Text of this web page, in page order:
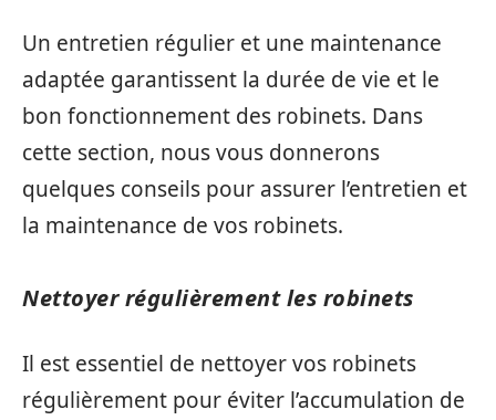
Un entretien régulier et une maintenance
adaptée garantissent la durée de vie et le
bon fonctionnement des robinets. Dans
cette section, nous vous donnerons
quelques conseils pour assurer l’entretien et
la maintenance de vos robinets.
Nettoyer régulièrement les robinets
Il est essentiel de nettoyer vos robinets
régulièrement pour éviter l’accumulation de